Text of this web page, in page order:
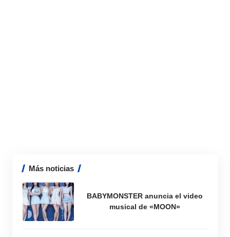
Más noticias
BABYMONSTER anuncia el video
musical de «MOON»